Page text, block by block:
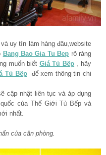
uy tín làm hàng đâu,website
Bang Bao Gia Tu Bep rõ ràng
muốn biết Giá Tủ Bếp, hãy
Tủ Bếpđể xem thông tin chi
cập nhật liên tục và áp dụng
của Thế Giới Tủ Bếp và
nhất.
của căn phòng.